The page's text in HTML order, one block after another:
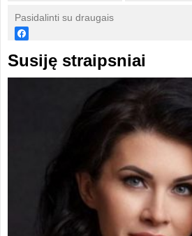
Pasidalinti su draugais
Susiję straipsniai